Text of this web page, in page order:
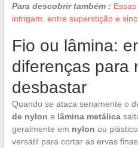
Para descobrir também :
intrigam: entre superstição e
Fio ou lâmina:
diferenças para
desbastar
Quando se ataca seriamente o
de nylon e lâmina metálica
geralmente em nylon ou
versátil para cortar as ervas